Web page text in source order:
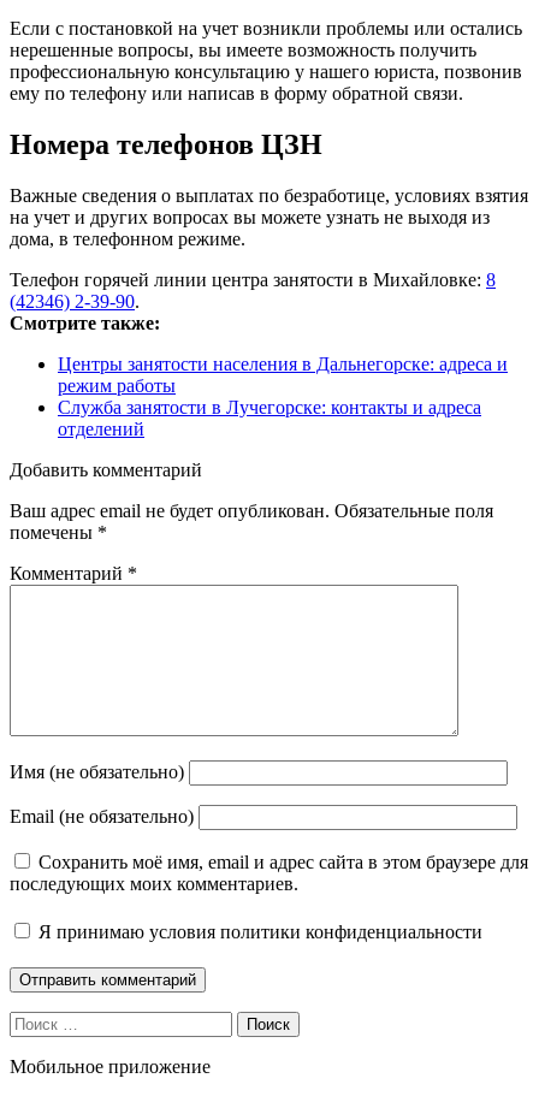
Если с постановкой на учет возникли проблемы или остались
нерешенные вопросы, вы имеете возможность получить
профессиональную консультацию у нашего юриста, позвонив
ему по телефону или написав в форму обратной связи.
Номера телефонов ЦЗН
Важные сведения о выплатах по безработице, условиях взятия
на учет и других вопросах вы можете узнать не выходя из
дома, в телефонном режиме.
Телефон горячей линии центра занятости в Михайловке: 8
(42346) 2-39-90.
Смотрите также:
Центры занятости населения в Дальнегорске: адреса и
режим работы
Служба занятости в Лучегорске: контакты и адреса
отделений
Добавить комментарий
Ваш адрес email не будет опубликован. Обязательные поля
помечены *
Комментарий *
Имя (не обязательно)
Email (не обязательно)
Сохранить моё имя, email и адрес сайта в этом браузере для
последующих моих комментариев.
Я принимаю условия политики конфиденциальности
Поиск
Мобильное приложение